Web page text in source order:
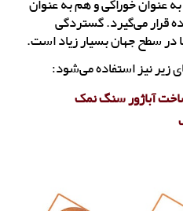
عنوان خوراکی و هم به عنوان
قرار می‌گیرد. گستردگی
در سطح جهان بسیار زیاد است.
زیر نیز استفاده می‌شود:
آباژور سنگ نمک